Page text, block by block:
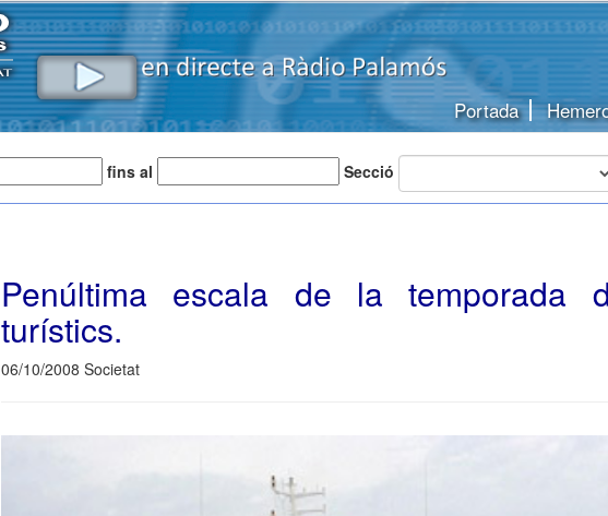
Portada
fins al Secció
Penúltima escala de la temporada
turístics.
06/10/2008 Societat